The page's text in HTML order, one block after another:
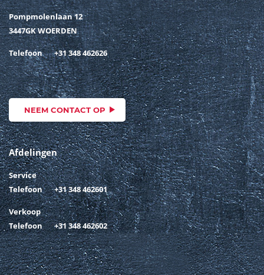
Pompmolenlaan 12
3447GK WOERDEN
Telefoon +31 348 462626
NEEM CONTACT OP
Afdelingen
Service
Telefoon
+31 348 462601
Verkoop
Telefoon
+31 348 462602